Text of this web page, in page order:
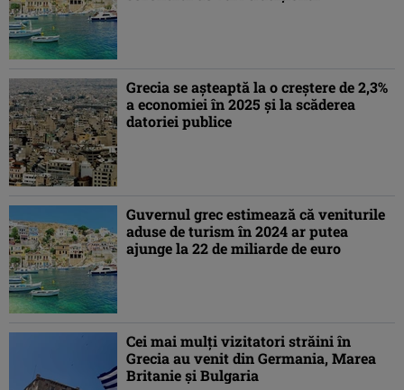
Grecia se aşteaptă la o creştere de 2,3%
a economiei în 2025 şi la scăderea
datoriei publice
Guvernul grec estimează că veniturile
aduse de turism în 2024 ar putea
ajunge la 22 de miliarde de euro
Cei mai mulţi vizitatori străini în
Grecia au venit din Germania, Marea
Britanie şi Bulgaria